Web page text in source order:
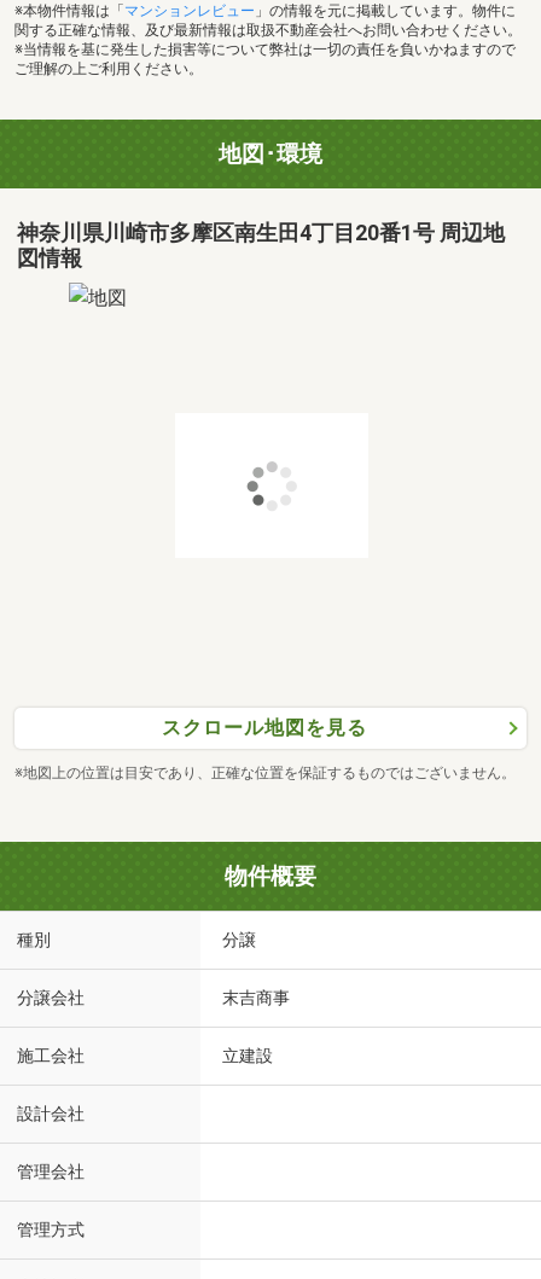
※本物件情報は「 マンションレビュー 」の情報を元に掲載しています。物件に
関する正確な情報、及び最新情報は取扱不動産会社へお問い合わせください。
※当情報を基に発生した損害等について弊社は一切の責任を負いかねますので
ご理解の上ご利用ください。
地図･環境
神奈川県川崎市多摩区南生田4丁目20番1号 周辺地
図情報
スクロール地図を見る
※地図上の位置は目安であり、正確な位置を保証するものではございません。
物件概要
種別 分譲
分譲会社 末吉商事
施工会社 立建設
設計会社
管理会社
管理方式